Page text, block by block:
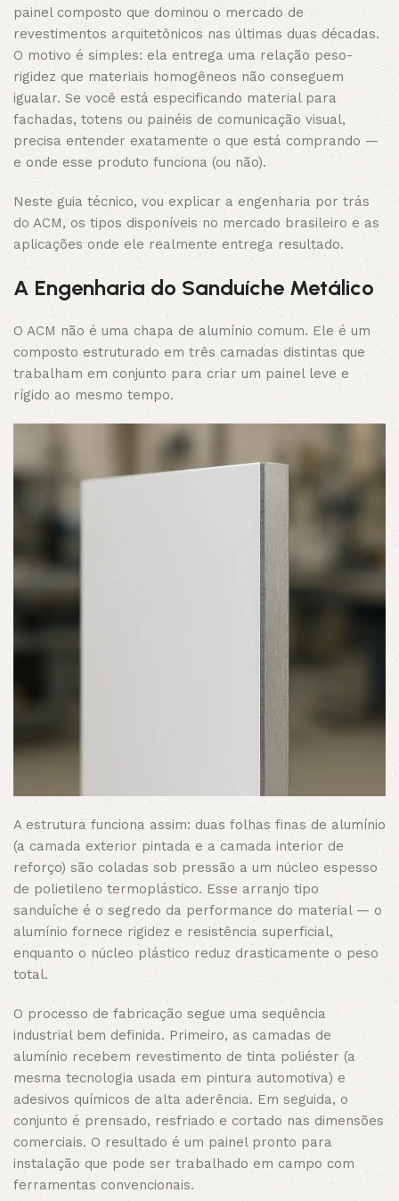
painel composto que dominou o mercado de
revestimentos arquitetônicos nas últimas duas décadas.
O motivo é simples: ela entrega uma relação peso-
rigidez que materiais homogêneos não conseguem
igualar. Se você está especificando material para
fachadas, totens ou painéis de comunicação visual,
precisa entender exatamente o que está comprando —
e onde esse produto funciona (ou não).
Neste guia técnico, vou explicar a engenharia por trás
do ACM, os tipos disponíveis no mercado brasileiro e as
aplicações onde ele realmente entrega resultado.
A Engenharia do Sanduíche Metálico
O ACM não é uma chapa de alumínio comum. Ele é um
composto estruturado em três camadas distintas que
trabalham em conjunto para criar um painel leve e
rígido ao mesmo tempo.
A estrutura funciona assim: duas folhas finas de alumínio
(a camada exterior pintada e a camada interior de
reforço) são coladas sob pressão a um núcleo espesso
de polietileno termoplástico. Esse arranjo tipo
sanduíche é o segredo da performance do material — o
alumínio fornece rigidez e resistência superficial,
enquanto o núcleo plástico reduz drasticamente o peso
total.
O processo de fabricação segue uma sequência
industrial bem definida. Primeiro, as camadas de
alumínio recebem revestimento de tinta poliéster (a
mesma tecnologia usada em pintura automotiva) e
adesivos químicos de alta aderência. Em seguida, o
conjunto é prensado, resfriado e cortado nas dimensões
comerciais. O resultado é um painel pronto para
instalação que pode ser trabalhado em campo com
ferramentas convencionais.